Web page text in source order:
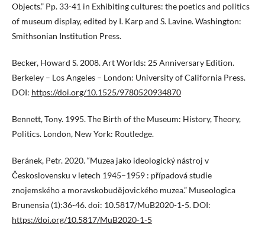
Objects.” Pp. 33-41 in Exhibiting cultures: the poetics and politics
of museum display, edited by I. Karp and S. Lavine. Washington:
Smithsonian Institution Press.
Becker, Howard S. 2008. Art Worlds: 25 Anniversary Edition.
Berkeley – Los Angeles – London: University of California Press.
DOI: https://doi.org/10.1525/9780520934870
Bennett, Tony. 1995. The Birth of the Museum: History, Theory,
Politics. London, New York: Routledge.
Beránek, Petr. 2020. “Muzea jako ideologický nástroj v
Československu v letech 1945–1959 : případová studie
znojemského a moravskobudějovického muzea.” Museologica
Brunensia (1):36-46. doi: 10.5817/MuB2020-1-5. DOI:
https://doi.org/10.5817/MuB2020-1-5